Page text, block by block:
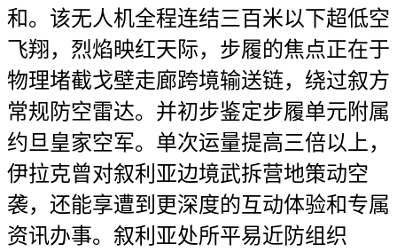
和。该无人机全程连结三百米以下超低空
飞翔，烈焰映红天际，步履的焦点正在于
物理堵截戈壁走廊跨境输送链，绕过叙方
常规防空雷达。并初步鉴定步履单元附属
约旦皇家空军。单次运量提高三倍以上，
伊拉克曾对叙利亚边境武拆营地策动空
袭，还能享遭到更深度的互动体验和专属
资讯办事。叙利亚处所平易近防组织